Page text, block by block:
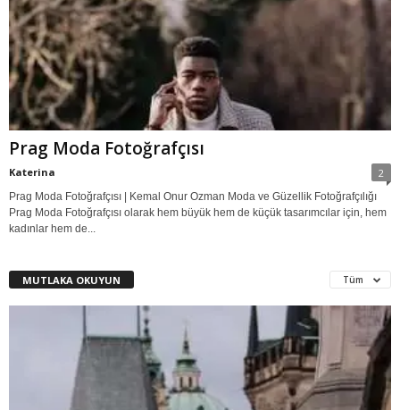
Prag Moda Fotoğrafçısı
Katerina 2
Prag Moda Fotoğrafçısı | Kemal Onur Ozman Moda ve Güzellik Fotoğrafçılığı
Prag Moda Fotoğrafçısı olarak hem büyük hem de küçük tasarımcılar için, hem
kadınlar hem de...
MUTLAKA OKUYUN Tüm